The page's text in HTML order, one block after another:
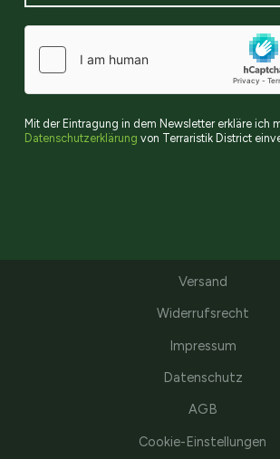
Mit der Eintragung in dem Newsletter erkläre ich
Datenschutzerklärung von Terraristik District
Versand
Widerrufsrecht
Impressum
Datenschutz
AGB
Cookie-Einstellungen